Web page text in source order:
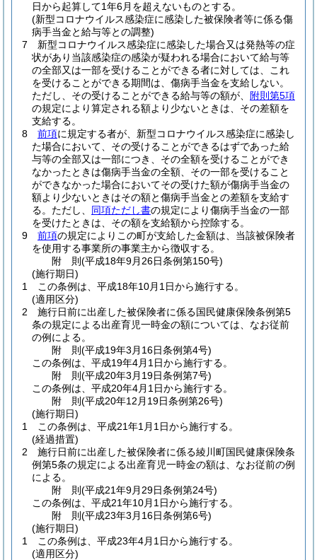
日から起算して1年6月を超えないものとする。
(新型コロナウイルス感染症に感染した被保険者等に係る傷
病手当金と給与等との調整)
7
新型コロナウイルス感染症に感染した場合又は発熱等の症
状があり当該感染症の感染が疑われる場合において給与等
の全部又は一部を受けることができる者に対しては、これ
を受けることができる期間は、傷病手当金を支給しない。
ただし、その受けることができる給与等の額が、
附則第5項
の規定により算定される額より少ないときは、その差額を
支給する。
8
前項に規定する者が、新型コロナウイルス感染症に感染し
た場合において、その受けることができるはずであった給
与等の全部又は一部につき、その全額を受けることができ
なかったときは傷病手当金の全額、その一部を受けること
ができなかった場合においてその受けた額が傷病手当金の
額より少ないときはその額と傷病手当金との差額を支給す
る。 ただし、 同項ただし書の規定により傷病手当金の一部
を受けたときは、その額を支給額から控除する。
9
前項の規定によりこの町が支給した金額は、当該被保険者
を使用する事業所の事業主から徴収する。
附 則(平成18年9月26日条例第150号)
(施行期日)
1
この条例は、平成18年10月1日から施行する。
(適用区分)
2
施行日前に出産した被保険者に係る国民健康保険条例第5
条の規定による出産育児一時金の額については、なお従前
の例による。
附 則(平成19年3月16日条例第4号)
この条例は、平成19年4月1日から施行する。
附 則(平成20年3月19日条例第7号)
この条例は、平成20年4月1日から施行する。
附 則(平成20年12月19日条例第26号)
(施行期日)
1
この条例は、平成21年1月1日から施行する。
(経過措置)
2
施行日前に出産した被保険者に係る綾川町国民健康保険条
例第5条の規定による出産育児一時金の額は、なお従前の例
による。
附 則(平成21年9月29日条例第24号)
この条例は、平成21年10月1日から施行する。
附 則(平成23年3月16日条例第6号)
(施行期日)
1
この条例は、平成23年4月1日から施行する。
(適用区分)